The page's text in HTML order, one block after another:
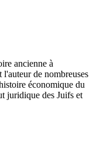
ancienne à
de nombreuses
économique du
juridique des Juifs et